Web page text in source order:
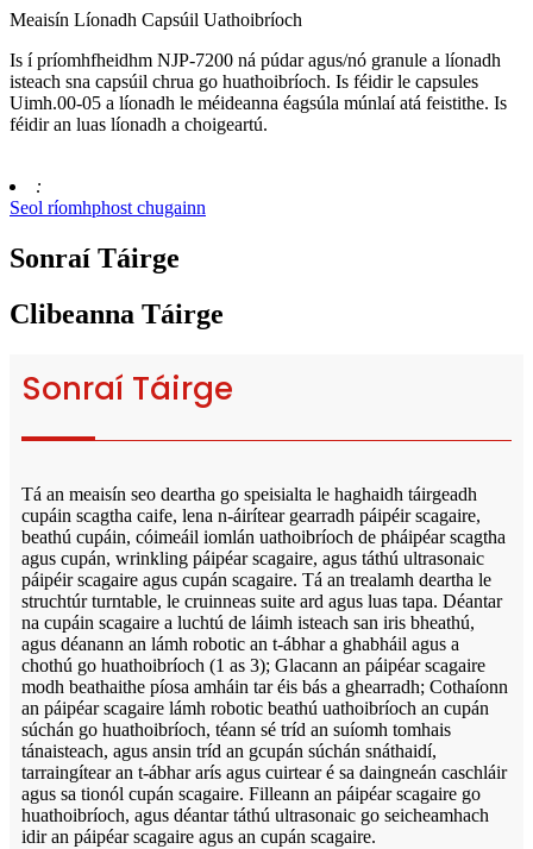
Meaisín Líonadh Capsúil Uathoibríoch
Is í príomhfheidhm NJP-7200 ná púdar agus/nó granule a líonadh
isteach sna capsúil chrua go huathoibríoch. Is féidir le capsules
Uimh.00-05 a líonadh le méideanna éagsúla múnlaí atá feistithe. Is
féidir an luas líonadh a choigeartú.
:
Seol ríomhphost chugainn
Sonraí Táirge
Clibeanna Táirge
Sonraí Táirge
Tá an meaisín seo deartha go speisialta le haghaidh táirgeadh
cupáin scagtha caife, lena n-áirítear gearradh páipéir scagaire,
beathú cupáin, cóimeáil iomlán uathoibríoch de pháipéar scagtha
agus cupán, wrinkling páipéar scagaire, agus táthú ultrasonaic
páipéir scagaire agus cupán scagaire. Tá an trealamh deartha le
struchtúr turntable, le cruinneas suite ard agus luas tapa. Déantar
na cupáin scagaire a luchtú de láimh isteach san iris bheathú,
agus déanann an lámh robotic an t-ábhar a ghabháil agus a
chothú go huathoibríoch (1 as 3); Glacann an páipéar scagaire
modh beathaithe píosa amháin tar éis bás a ghearradh; Cothaíonn
an páipéar scagaire lámh robotic beathú uathoibríoch an cupán
súchán go huathoibríoch, téann sé tríd an suíomh tomhais
tánaisteach, agus ansin tríd an gcupán súchán snáthaidí,
tarraingítear an t-ábhar arís agus cuirtear é sa daingneán caschláir
agus sa tionól cupán scagaire. Filleann an páipéar scagaire go
huathoibríoch, agus déantar táthú ultrasonaic go seicheamhach
idir an páipéar scagaire agus an cupán scagaire.